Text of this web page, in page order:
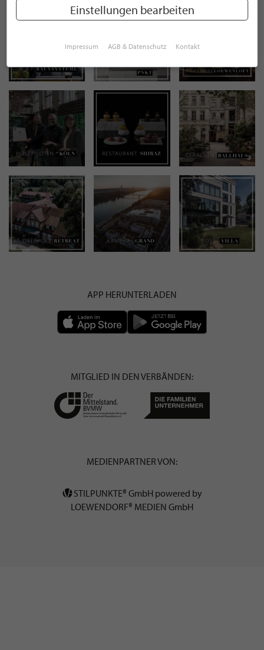
APP HERUNTERLADEN
MITGLIED IN DEN VERBÄNDEN:
MEDIENPARTNER VON:
STILPUNKTE® GmbH powered by
LOEWENDORF® MEDIEN GmbH
Einstellungen bearbeiten
Impressum AGB & Datenschutz Kontakt